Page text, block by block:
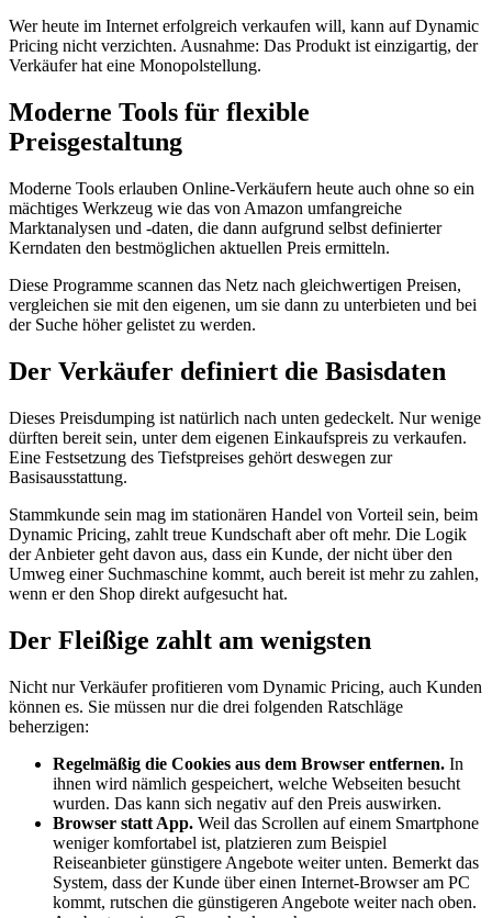
Wer heute im Internet erfolgreich verkaufen will, kann auf Dynamic
Pricing nicht verzichten. Ausnahme: Das Produkt ist einzigartig, der
Verkäufer hat eine Monopolstellung.
Moderne Tools für flexible
Preisgestaltung
Moderne Tools erlauben Online-Verkäufern heute auch ohne so ein
mächtiges Werkzeug wie das von Amazon umfangreiche
Marktanalysen und -daten, die dann aufgrund selbst definierter
Kerndaten den bestmöglichen aktuellen Preis ermitteln.
Diese Programme scannen das Netz nach gleichwertigen Preisen,
vergleichen sie mit den eigenen, um sie dann zu unterbieten und bei
der Suche höher gelistet zu werden.
Der Verkäufer definiert die Basisdaten
Dieses Preisdumping ist natürlich nach unten gedeckelt. Nur wenige
dürften bereit sein, unter dem eigenen Einkaufspreis zu verkaufen.
Eine Festsetzung des Tiefstpreises gehört deswegen zur
Basisausstattung.
Stammkunde sein mag im stationären Handel von Vorteil sein, beim
Dynamic Pricing, zahlt treue Kundschaft aber oft mehr. Die Logik
der Anbieter geht davon aus, dass ein Kunde, der nicht über den
Umweg einer Suchmaschine kommt, auch bereit ist mehr zu zahlen,
wenn er den Shop direkt aufgesucht hat.
Der Fleißige zahlt am wenigsten
Nicht nur Verkäufer profitieren vom Dynamic Pricing, auch Kunden
können es. Sie müssen nur die drei folgenden Ratschläge
beherzigen:
Regelmäßig die Cookies aus dem Browser entfernen. In
ihnen wird nämlich gespeichert, welche Webseiten besucht
wurden. Das kann sich negativ auf den Preis auswirken.
Browser statt App. Weil das Scrollen auf einem Smartphone
weniger komfortabel ist, platzieren zum Beispiel
Reiseanbieter günstigere Angebote weiter unten. Bemerkt das
System, dass der Kunde über einen Internet-Browser am PC
kommt, rutschen die günstigeren Angebote weiter nach oben.